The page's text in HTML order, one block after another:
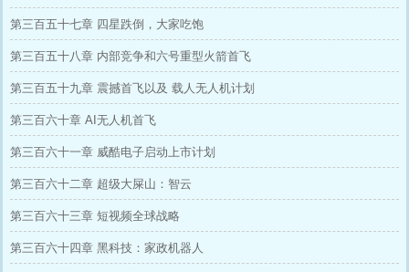
第三百五十七章 四星跌倒，大家吃饱
第三百五十八章 内部竞争和六号重型火箭首飞
第三百五十九章 震撼首飞以及 载人无人机计划
第三百六十章 AI无人机首飞
第三百六十一章 威酷电子启动上市计划
第三百六十二章 超级大屎山：智云
第三百六十三章 短视频全球战略
第三百六十四章 黑科技：家政机器人